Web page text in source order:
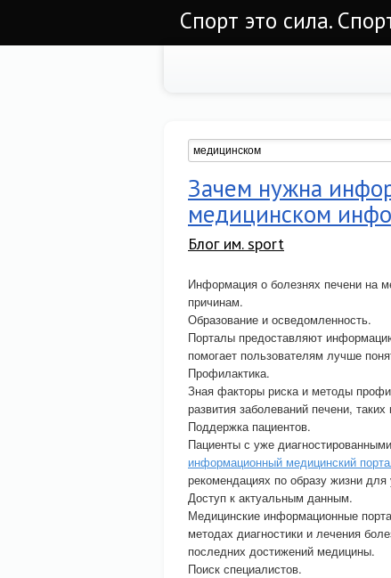
Спорт это сила.
Зачем нужна
медицинском
Блог им. sport
Информация о болезнях печени на
причинам.
Образование и осведомленность.
Порталы предоставляют
помогает пользователям лучше
Профилактика.
Зная факторы риска и методы
развития заболеваний печени, таких
Поддержка пациентов.
Пациенты с уже
информационный медицинский
рекомендациях по образу жизни
Доступ к актуальным данным.
Медицинские информационные
методах диагностики и лечения
последних достижений медицины.
Поиск специалистов.